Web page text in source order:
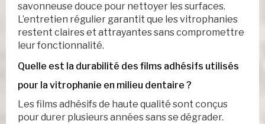
savonneuse douce pour nettoyer les surfaces.
L’entretien régulier garantit que les vitrophanies
restent claires et attrayantes sans compromettre
leur fonctionnalité.
Quelle est la durabilité des films adhésifs utilisés
pour la vitrophanie en milieu dentaire ?
Les films adhésifs de haute qualité sont conçus
pour durer plusieurs années sans se dégrader.